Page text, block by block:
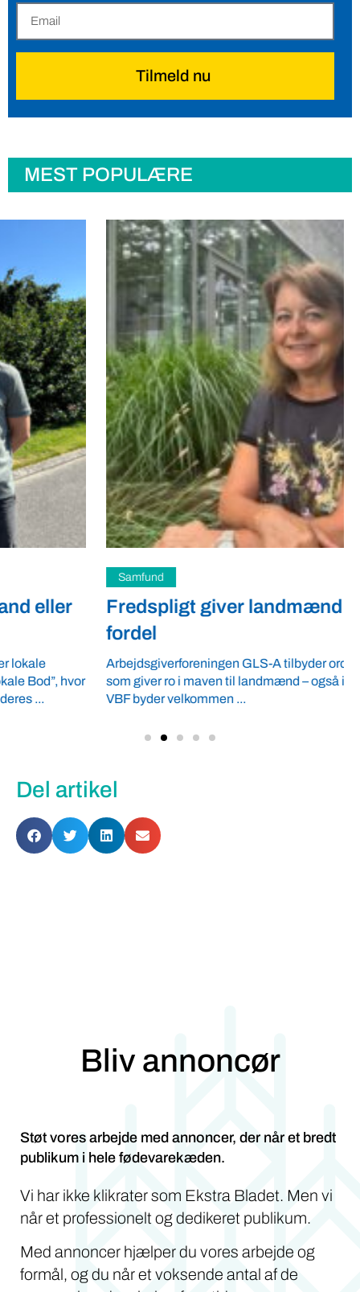
Tilmeld nu
MEST POPULÆRE
Fredspligt giver landmænd strategisk
Arbejdsgiverforeningen GLS-A tilbyder ordnede forhold,
som giver ro i maven til landmænd – også i usikre tider.
VBF byder velkommen ...
Del artikel
Bliv annoncør
Støt vores arbejde med annoncer, der når et bredt
publikum i hele fødevarekæden.
Vi har ikke klikrater som Ekstra Bladet. Men vi
når et professionelt og dedikeret publikum.
Med annoncer hjælper du vores arbejde og
formål, og du når et voksende antal af de